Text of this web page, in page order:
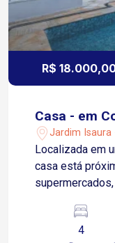
R$
Casa - em
Jardim
Localizada em
casa está
comodidade para
encantar com
4